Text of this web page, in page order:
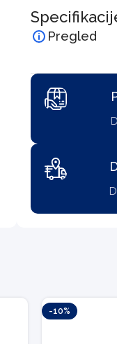
Pregled
-10%